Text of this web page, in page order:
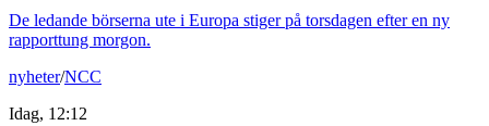
De ledande börserna ute i Europa stiger på torsdagen efter en ny
rapporttung morgon.
nyheter/NCC
Idag, 12:12